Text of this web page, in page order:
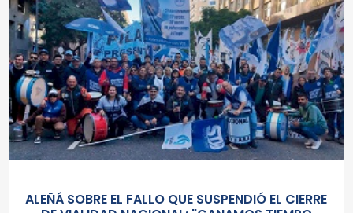
ALEÑÁ SOBRE EL FALLO QUE SUSPENDIÓ EL CIERRE